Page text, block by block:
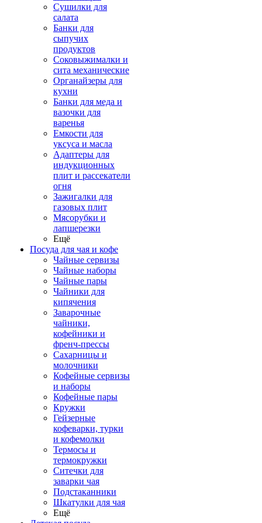
Сушилки для
салата
Банки для
сыпучих
продуктов
Соковыжималки и
сита механические
Органайзеры для
кухни
Банки для меда и
вазочки для
варенья
Емкости для
уксуса и масла
Адаптеры для
индукционных
плит и рассекатели
огня
Зажигалки для
газовых плит
Мясорубки и
лапшерезки
Ещё
Посуда для чая и кофе
Чайные сервизы
Чайные наборы
Чайные пары
Чайники для
кипячения
Заварочные
чайники,
кофейники и
френч-прессы
Сахарницы и
молочники
Кофейные сервизы
и наборы
Кофейные пары
Кружки
Гейзерные
кофеварки, турки
и кофемолки
Термосы и
термокружки
Ситечки для
заварки чая
Подстаканники
Шкатулки для чая
Ещё